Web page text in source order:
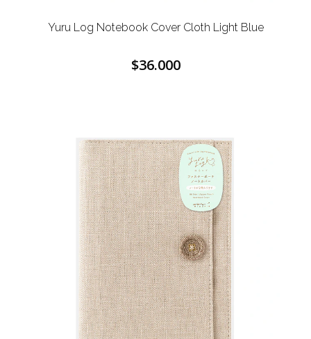
Yuru Log Notebook Cover Cloth Light Blue
$36.000